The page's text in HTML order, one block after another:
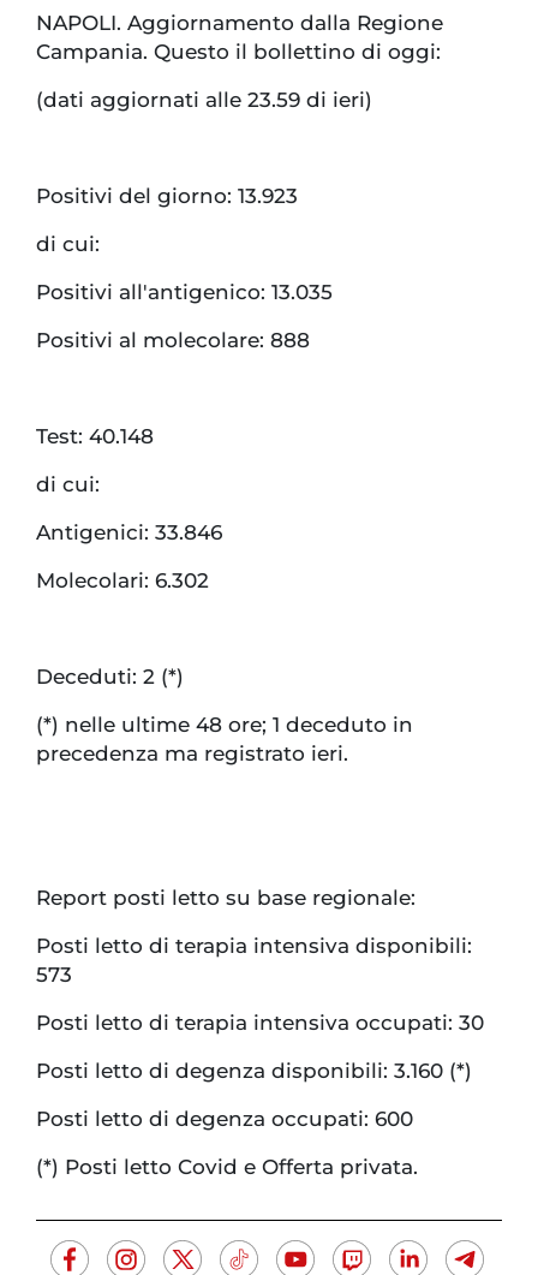
NAPOLI. Aggiornamento dalla Regione
Campania. Questo il bollettino di oggi:
(dati aggiornati alle 23.59 di ieri)
Positivi del giorno: 13.923
di cui:
Positivi all'antigenico: 13.035
Positivi al molecolare: 888
Test: 40.148
di cui:
Antigenici: 33.846
Molecolari: 6.302
Deceduti: 2 (*)
(*) nelle ultime 48 ore; 1 deceduto in
precedenza ma registrato ieri.
Report posti letto su base regionale:
Posti letto di terapia intensiva disponibili:
573
Posti letto di terapia intensiva occupati: 30
Posti letto di degenza disponibili: 3.160 (*)
Posti letto di degenza occupati: 600
(*) Posti letto Covid e Offerta privata.